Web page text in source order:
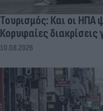
Τουρισμός: Και οι
Κορυφαίες
10.08.2026